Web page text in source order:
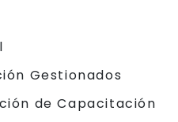
Gestionados
de Capacitación